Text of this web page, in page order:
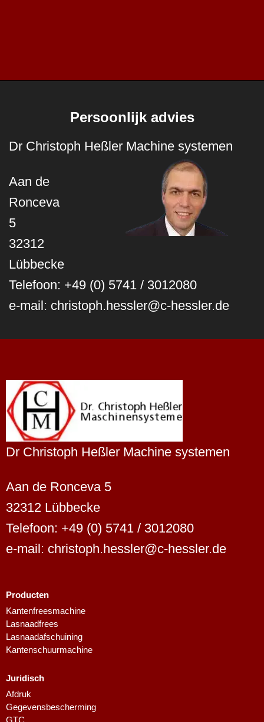
Persoonlijk advies
Dr Christoph Heßler Machine systemen
Aan de
Ronceva
5
32312
Lübbecke
Telefoon: +49 (0) 5741 / 3012080
e-mail: christoph.hessler@c-hessler.de
Dr Christoph Heßler Machine systemen
Aan de Ronceva 5
32312 Lübbecke
Telefoon: +49 (0) 5741 / 3012080
e-mail: christoph.hessler@c-hessler.de
Producten
Kantenfreesmachine
Lasnaadfrees
Lasnaadafschuining
Kantenschuurmachine
Juridisch
Afdruk
Gegevensbescherming
Polish
Danish
Swedish
Finnish